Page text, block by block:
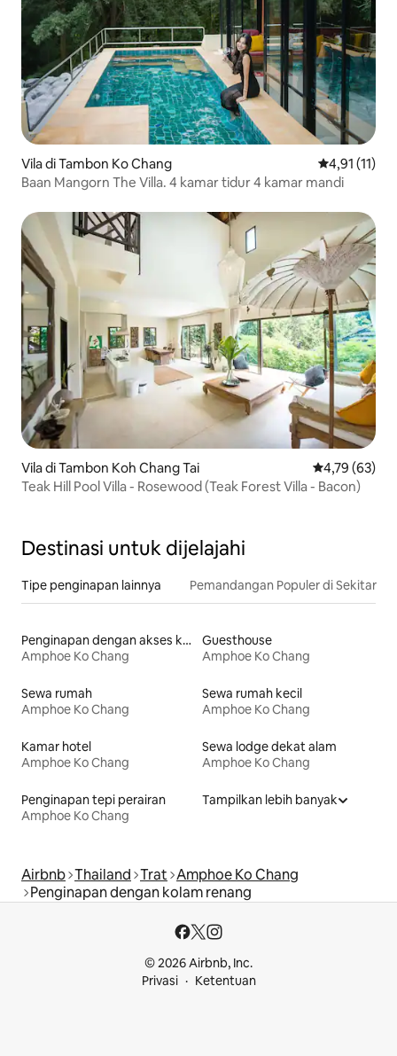
Vila di Tambon Ko Chang Nilai rata-
4,91 (11)
Baan Mangorn The Villa. 4 kamar tidur 4 kamar mandi
Vila di Tambon Koh Chang Tai Nilai rata-rata
4,79 (63)
Teak Hill Pool Villa - Rosewood (Teak Forest Villa - Bacon)
Destinasi untuk dijelajahi
Tipe penginapan lainnya Pemandangan Populer di Sekitar
Penginapan dengan akses ke danau
Amphoe Ko Chang
Guesthouse
Amphoe Ko Chang
Sewa rumah
Amphoe Ko Chang
Sewa rumah kecil
Amphoe Ko Chang
Kamar hotel
Amphoe Ko Chang
Sewa lodge dekat alam
Amphoe Ko Chang
Penginapan tepi perairan
Amphoe Ko Chang
Tampilkan lebih banyak
Airbnb Thailand Trat Amphoe Ko Chang
Penginapan dengan kolam renang
© 2026 Airbnb, Inc.
Privasi
Ketentuan